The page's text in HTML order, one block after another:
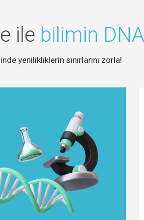
ile bilimin
yenilikliklerin sınırlarını zorla!